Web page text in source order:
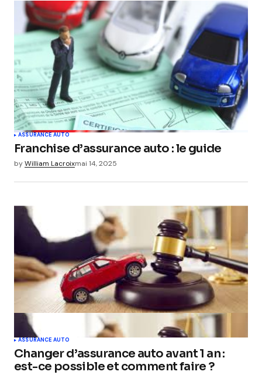
ASSURANCE AUTO
Franchise d’assurance auto : le guide
byWilliam Lacroixmai 14, 2025
ASSURANCE AUTO
Changer d’assurance auto avant 1 an :
est-ce possible et comment faire ?